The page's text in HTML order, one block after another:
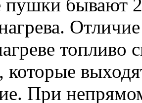
пушки бывают
топливо
которые
При